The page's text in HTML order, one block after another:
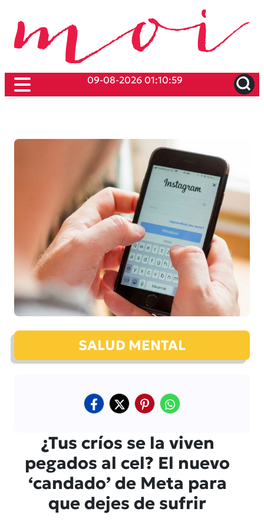
09-08-2026 01:10:59
SALUD MENTAL
¿Tus críos se la viven
pegados al cel? El nuevo
‘candado’ de Meta para
que dejes de sufrir